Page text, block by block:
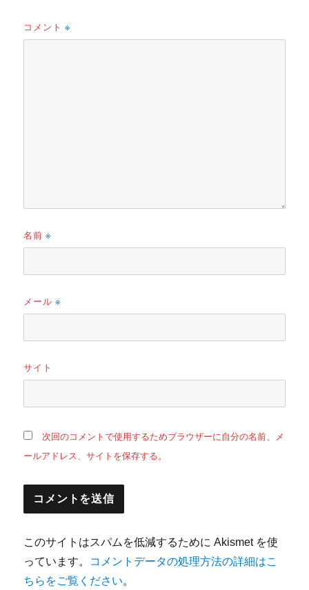
コメント※
名前※
メール※
サイト
次回のコメントで使用するためブラウザーに自分の名前、メ
ールアドレス、サイトを保存する。
このサイトはスパムを低減するために Akismet を使
っています。 コメントデータの処理方法の詳細はこ
ちらをご覧ください。